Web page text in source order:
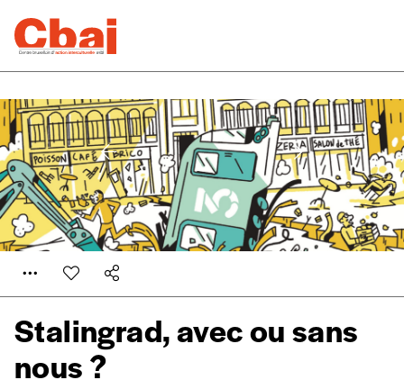
Stalingrad, avec ou sans
nous ?